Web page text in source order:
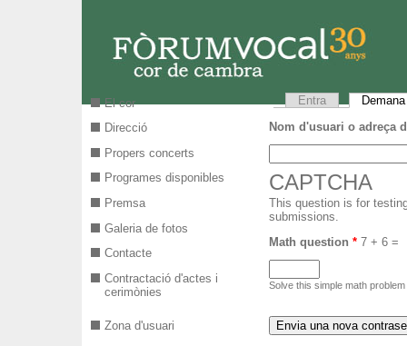
Entra
Nom d'usuari o adreça
CAPTCHA
This question is for
submissions.
Math question * 7 + 6 =
Solve this simple math
El cor
Direcció
Propers concerts
Programes disponibles
Premsa
Galeria de fotos
Contacte
Contractació d'actes i
cerimònies
Zona d'usuari